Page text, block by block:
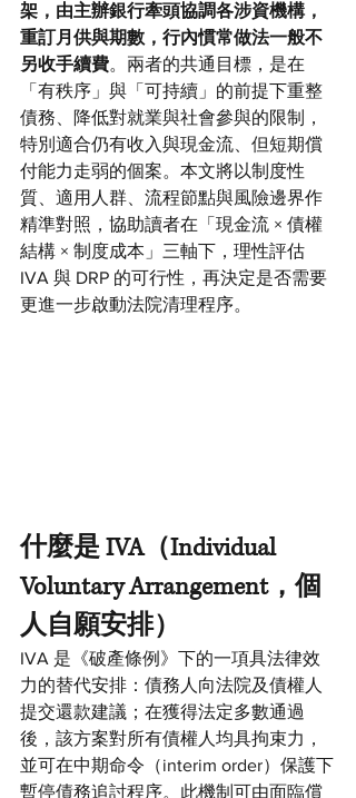
架，由主辦銀行牽頭協調各涉資機構，
重訂月供與期數，行內慣常做法一般不
另收手續費。兩者的共通目標，是在
「有秩序」與「可持續」的前提下重整
債務、降低對就業與社會參與的限制，
特別適合仍有收入與現金流、但短期償
付能力走弱的個案。本文將以制度性
質、適用人群、流程節點與風險邊界作
精準對照，協助讀者在「現金流 × 債權
結構 × 制度成本」三軸下，理性評估
IVA 與 DRP 的可行性，再決定是否需要
更進一步啟動法院清理程序。
什麼是 IVA（Individual
Voluntary Arrangement，個
人自願安排）
IVA 是《破產條例》下的一項具法律效
力的替代安排：債務人向法院及債權人
提交還款建議；在獲得法定多數通過
後，該方案對所有債權人均具拘束力，
並可在中期命令（interim order）保護下
暫停債務追討程序。此機制可由面臨償